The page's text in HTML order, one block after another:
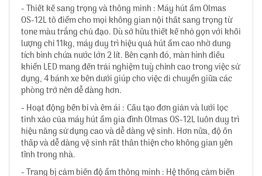
- Thiết kế sang trọng và thông minh : Máy hút ẩm Olmas
OS-12L tô điểm cho mọi không gian nội thất sang trọng từ
tone màu trắng chủ đạo. Dù sở hữu thiết kế nhỏ gọn với khối
lượng chỉ 11kg, máy duy trì hiệu quả hút ẩm cao nhờ dung
tích bình chứa nước lớn 2 lít. Bên cạnh đó, màn hình điều
khiển LED mang đến trải nghiệm tuỳ chỉnh cao trong việc sử
dụng, 4 bánh xe bên dưới giúp cho việc di chuyển giữa các
phòng trở nên dễ dàng hơn.
- Hoạt động bền bỉ và êm ái : Cấu tạo đơn giản và lưới lọc
tinh xảo của máy hút ẩm gia đình Olmas OS-12L luôn duy trì
hiệu năng sử dụng cao và dễ dàng vệ sinh. Hơn nữa, độ ồn
thấp và dễ dàng vệ sinh rất thân thiện cho không gian yên
tĩnh trong nhà.
- Trang bị cảm biến độ ẩm thông minh : Hệ thống cảm biến